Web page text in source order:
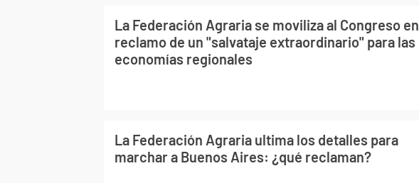
La Federación Agraria se moviliza al Congreso en
reclamo de un "salvataje extraordinario" para las
economías regionales
La Federación Agraria ultima los detalles para
marchar a Buenos Aires: ¿qué reclaman?